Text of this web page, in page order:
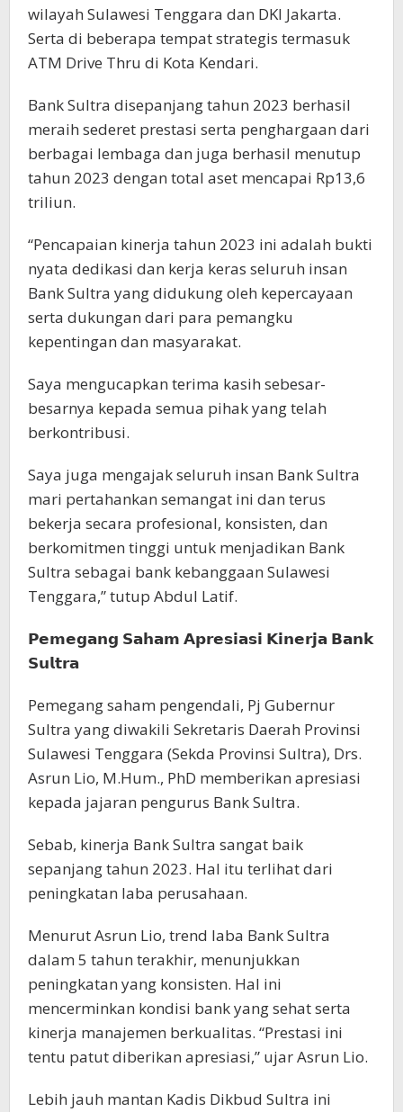
wilayah Sulawesi Tenggara dan DKI Jakarta.
Serta di beberapa tempat strategis termasuk
ATM Drive Thru di Kota Kendari.
Bank Sultra disepanjang tahun 2023 berhasil
meraih sederet prestasi serta penghargaan dari
berbagai lembaga dan juga berhasil menutup
tahun 2023 dengan total aset mencapai Rp13,6
triliun.
“Pencapaian kinerja tahun 2023 ini adalah bukti
nyata dedikasi dan kerja keras seluruh insan
Bank Sultra yang didukung oleh kepercayaan
serta dukungan dari para pemangku
kepentingan dan masyarakat.
Saya mengucapkan terima kasih sebesar-
besarnya kepada semua pihak yang telah
berkontribusi.
Saya juga mengajak seluruh insan Bank Sultra
mari pertahankan semangat ini dan terus
bekerja secara profesional, konsisten, dan
berkomitmen tinggi untuk menjadikan Bank
Sultra sebagai bank kebanggaan Sulawesi
Tenggara,” tutup Abdul Latif.
𝗣𝗲𝗺𝗲𝗴𝗮𝗻𝗴 𝗦𝗮𝗵𝗮𝗺 𝗔𝗽𝗿𝗲𝘀𝗶𝗮𝘀𝗶 𝗞𝗶𝗻𝗲𝗿𝗷𝗮 𝗕𝗮𝗻𝗸
𝗦𝘂𝗹𝘁𝗿𝗮
Pemegang saham pengendali, Pj Gubernur
Sultra yang diwakili Sekretaris Daerah Provinsi
Sulawesi Tenggara (Sekda Provinsi Sultra), Drs.
Asrun Lio, M.Hum., PhD memberikan apresiasi
kepada jajaran pengurus Bank Sultra.
Sebab, kinerja Bank Sultra sangat baik
sepanjang tahun 2023. Hal itu terlihat dari
peningkatan laba perusahaan.
Menurut Asrun Lio, trend laba Bank Sultra
dalam 5 tahun terakhir, menunjukkan
peningkatan yang konsisten. Hal ini
mencerminkan kondisi bank yang sehat serta
kinerja manajemen berkualitas. “Prestasi ini
tentu patut diberikan apresiasi,” ujar Asrun Lio.
Lebih jauh mantan Kadis Dikbud Sultra ini